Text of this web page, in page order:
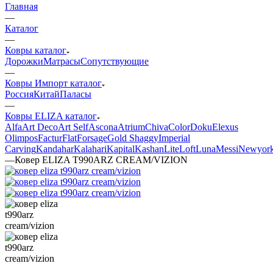
Главная
—
Каталог
—
Ковры каталог
ДорожкиМатрасыСопутствующие
—
Ковры Импорт каталог
РоссияКитайПаласы
—
Ковры ELIZA каталог
AlfaArt DecoArt SelfAsconaAtriumChivaColorDokuElexus
OlimposFacturFlatForsageGold ShaggyImperial
CarvingKandaharKalahariKapitalKashanLiteLoftLunaMessi
—Ковер ELIZA T990ARZ CREAM/VIZION